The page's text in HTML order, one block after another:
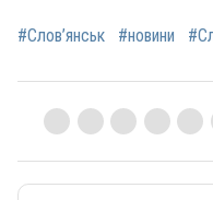
#Слов’янськ #новини